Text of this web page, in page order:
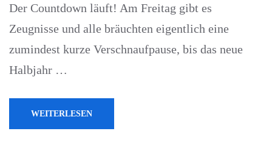
Der Countdown läuft! Am Freitag gibt es
Zeugnisse und alle bräuchten eigentlich eine
zumindest kurze Verschnaufpause, bis das neue
Halbjahr …
WEITERLESEN